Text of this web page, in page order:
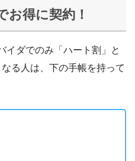
お得に契約！
イダでのみ「ハート割」と
る人は、下の手帳を持って